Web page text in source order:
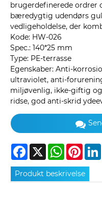
brugerdefinerede ordrer
bæredygtig udendørs
vedligeholdelse, der
Kode: HW-026
Spec.: 140*25 mm
Type: PE-terrasse
Egenskaber: Anti-
ultraviolet, anti-
miljøvenlig, ikke-giftig
ridse, god anti-skrid
Facebook
X WhatsApp
Produkt beskrivelse